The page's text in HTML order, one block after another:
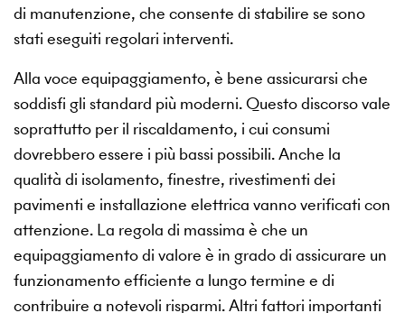
di manutenzione, che consente di stabilire se sono
stati eseguiti regolari interventi.
Alla voce equipaggiamento, è bene assicurarsi che
soddisfi gli standard più moderni. Questo discorso vale
soprattutto per il riscaldamento, i cui consumi
dovrebbero essere i più bassi possibili. Anche la
qualità di isolamento, finestre, rivestimenti dei
pavimenti e installazione elettrica vanno verificati con
attenzione. La regola di massima è che un
equipaggiamento di valore è in grado di assicurare un
funzionamento efficiente a lungo termine e di
contribuire a notevoli risparmi. Altri fattori importanti